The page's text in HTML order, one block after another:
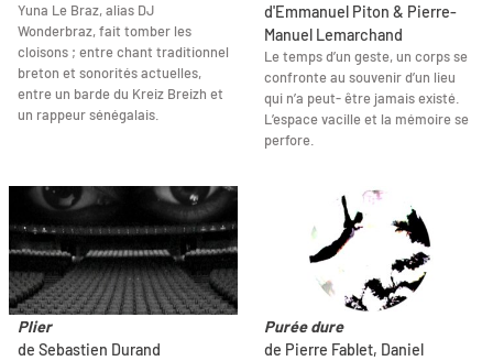
Yuna Le Braz, alias DJ
Wonderbraz, fait tomber les
cloisons ; entre chant traditionnel
breton et sonorités actuelles,
entre un barde du Kreiz Breizh et
un rappeur sénégalais.
d'Emmanuel Piton & Pierre-
Manuel Lemarchand
Le temps d’un geste, un corps se
confronte au souvenir d’un lieu
qui n’a peut- être jamais existé.
L’espace vacille et la mémoire se
perfore.
Plier
de Sebastien Durand
Purée dure
de Pierre Fablet, Daniel